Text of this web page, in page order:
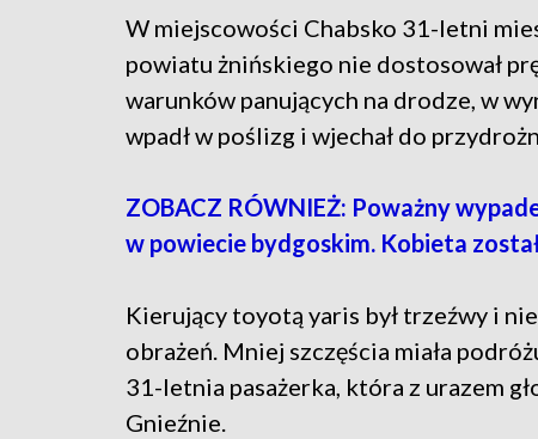
W miejscowości Chabsko 31-letni
powiatu żnińskiego nie dostosował
warunków panujących na drodze, w
wpadł w poślizg i wjechał do
ZOBACZ RÓWNIEŻ: Poważny
w powiecie bydgoskim. Kobieta
Kierujący toyotą yaris był trzeźwy i
obrażeń. Mniej szczęścia miała
31-letnia pasażerka, która z urazem
Gnieźnie.